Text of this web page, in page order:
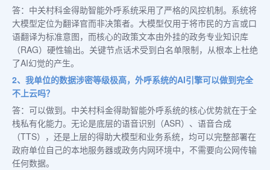
答：中关村科金得助智能外呼系统采用了严格的风控机制。系统将
大模型定位为翻译官而非决策者。大模型仅用于将市民的方言或口
语翻译为标准意图，而核心的政策文本由外挂的政务专业知识库
（RAG）硬性输出。关键节点话术受到白名单限制，从根本上杜绝
了AI幻觉的产生。
2、我单位的数据涉密等级极高，外呼系统的AI引擎可以做到完全
不上云吗？
答：可以做到。中关村科金得助智能外呼系统的核心优势就在于全
栈私有化能力。无论是底层的语音识别（ASR）、语音合成
（TTS），还是上层的得助大模型和业务系统，均可以完整部署在
政府单位自己的本地服务器或政务内网环境中，不需要向公网传输
任何数据。